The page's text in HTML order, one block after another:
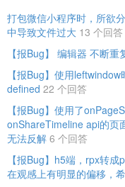
打包微信小程序时，所欲
中导致文件过大 13 个回答
【报Bug】 编辑器 不断重
【报Bug】使用
defined 22 个回答
【报Bug】使用了
onShareTimeline api的页
无法反解 6 个回答
【报Bug】h5端，rpx转
在观感上有明显的偏移，